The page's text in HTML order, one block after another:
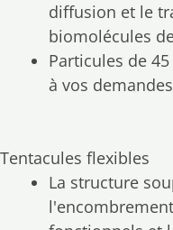
diffusion et le
biomolécules
Particules de
à vos
Tentacules flexibles
La structure